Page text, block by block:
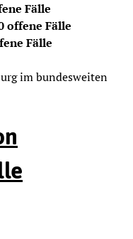
Fälle
offene Fälle
Fälle
im bundesweiten